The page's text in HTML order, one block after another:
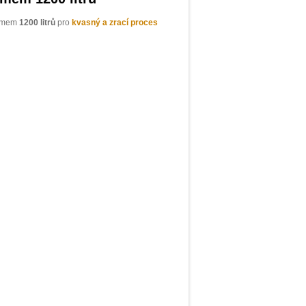
1200 litrů pro kvasný a zrací proces